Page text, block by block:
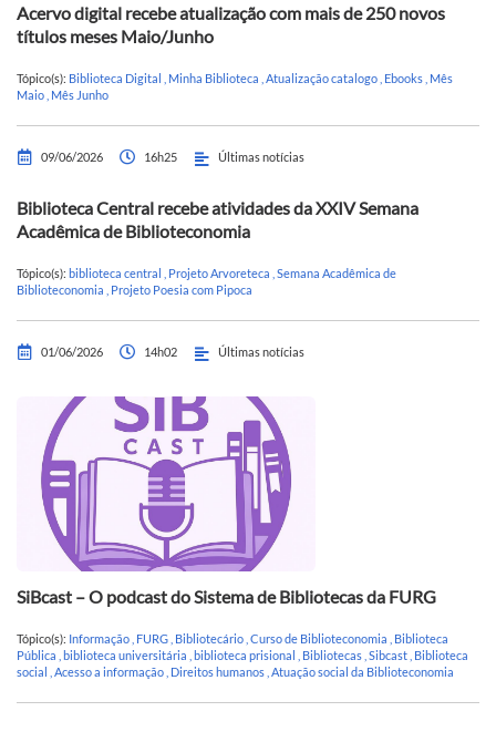
Acervo digital recebe atualização com mais de 250 novos
títulos meses Maio/Junho
Tópico(s): Biblioteca Digital Minha Biblioteca Atualização catalogo Ebooks Mês
Maio Mês Junho
09/06/2026 16h25 Últimas notícias
Biblioteca Central recebe atividades da XXIV Semana
Acadêmica de Biblioteconomia
Tópico(s): biblioteca central Projeto Arvoreteca Semana Acadêmica de
Biblioteconomia
Projeto Poesia com Pipoca
01/06/2026 14h02 Últimas notícias
SiBcast – O podcast do Sistema de Bibliotecas da FURG
Tópico(s): Informação FURG Bibliotecário Curso de Biblioteconomia
Biblioteca
Pública biblioteca universitária biblioteca prisional Bibliotecas Sibcast Biblioteca
social
Acesso a informação Direitos humanos Atuação social da Biblioteconomia